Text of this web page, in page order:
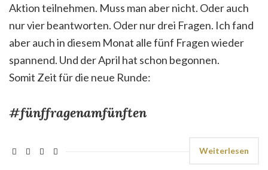
Aktion teilnehmen. Muss man aber nicht. Oder auch
nur vier beantworten. Oder nur drei Fragen. Ich fand
aber auch in diesem Monat alle fünf Fragen wieder
spannend. Und der April hat schon begonnen.
Somit Zeit für die neue Runde:
#fünffragenamfünften
Weiterlesen